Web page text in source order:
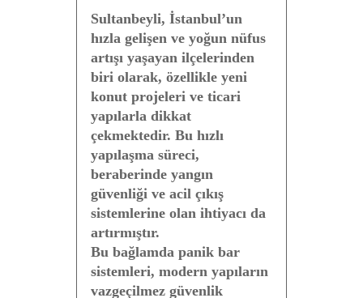
Sultanbeyli, İstanbul’un
hızla gelişen ve yoğun nüfus
artışı yaşayan ilçelerinden
biri olarak, özellikle yeni
konut projeleri ve ticari
yapılarla dikkat
çekmektedir. Bu hızlı
yapılaşma süreci,
beraberinde yangın
güvenliği ve acil çıkış
sistemlerine olan ihtiyacı da
artırmıştır.
Bu bağlamda panik bar
sistemleri, modern yapıların
vazgeçilmez güvenlik